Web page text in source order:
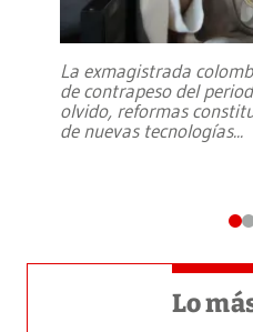
La exmagistrada
de contrapeso del
olvido, reformas
de nuevas tecnologías...
Lo